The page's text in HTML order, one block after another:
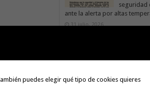
seguridad
ante la alerta por altas
31 julio, 2026
La X
Carmen
los
Valle Gran Rey acoge este
puedes elegir qué tipo de cookies quieres